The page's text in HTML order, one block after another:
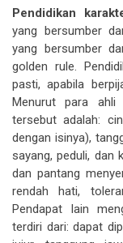
Pendidikan
yang bersumber
yang bersumber
golden rule.
pasti, apabila
Menurut para ahli
tersebut adalah:
dengan isinya),
sayang, peduli, dan
dan pantang
rendah hati,
Pendapat lain
terdiri dari: dapat